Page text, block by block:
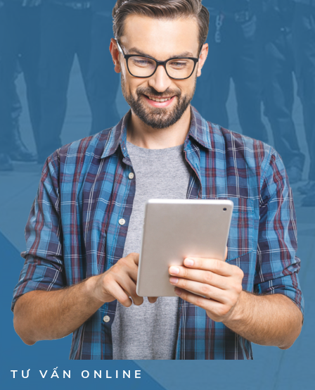
TƯ VẤN ONLINE